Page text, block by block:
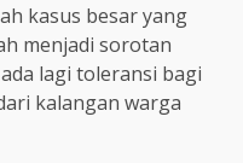
kasus besar yang
menjadi sorotan
lagi toleransi bagi
kalangan warga